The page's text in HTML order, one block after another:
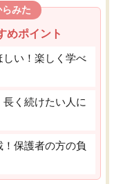
みた
めポイント
しい！楽しく学べ
く続けたい人に
保護者の方の負